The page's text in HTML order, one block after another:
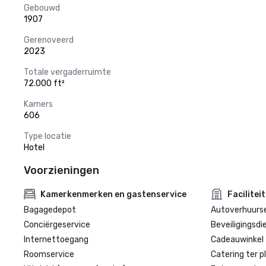
Gebouwd
1907
Gerenoveerd
2023
Totale vergaderruimte
72.000 ft²
Kamers
606
Type locatie
Hotel
Voorzieningen
Kamerkenmerken en gastenservice
Bagagedepot
Conciërgeservice
Internettoegang
Roomservice
Catering ter